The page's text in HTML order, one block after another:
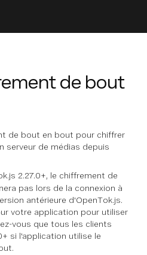
de bout
de bout en bout pour chiffrer
serveur de médias depuis
2.27.0+, le chiffrement de
pas lors de la connexion à
antérieure d'OpenTok.js.
votre application pour utiliser
vous que tous les clients
si l'application utilise le